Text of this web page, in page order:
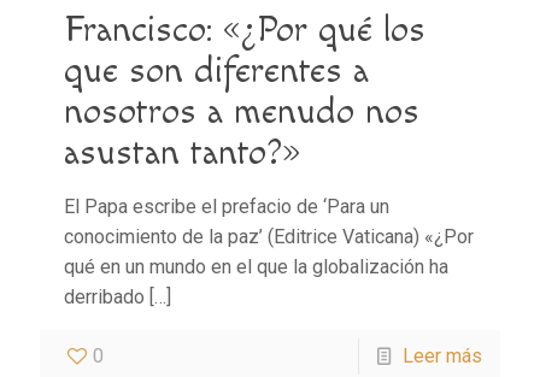
Francisco: «¿Por qué los
que son diferentes a
nosotros a menudo nos
asustan tanto?»
El Papa escribe el prefacio de ‘Para un
conocimiento de la paz’ (Editrice Vaticana) «¿Por
qué en un mundo en el que la globalización ha
derribado […]
0 Leer más